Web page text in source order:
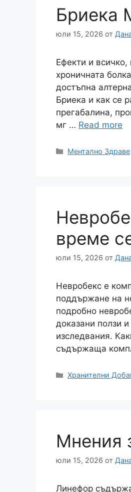
Бриека
юли 15, 2026 от
Ефекти и всичко,
хроничната
достъпна
Бриека и как се
прегабалина,
мг … Read more
Категории
Ментално Здраве
време
юли 15, 2026 от
Невробекс е
поддържане на
подробно
доказани ползи
изследвания.
съдържаща
Категории
Хранителни
Мнения
юли 15, 2026 от
Линефор